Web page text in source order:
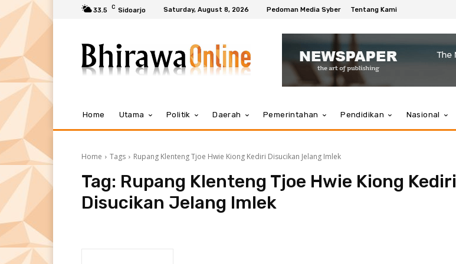
33.5 C Sidoarjo Saturday, August 8, 2026 Pedoman Media Syber Tentang Kami
Home Utama Politik Daerah Pemerintahan Pendidikan Nasional
Home Tags Rupang Klenteng Tjoe Hwie Kiong Kediri Disucikan Jelang Imlek
Tag: Rupang Klenteng Tjoe Hwie Kiong Kediri
Disucikan Jelang Imlek